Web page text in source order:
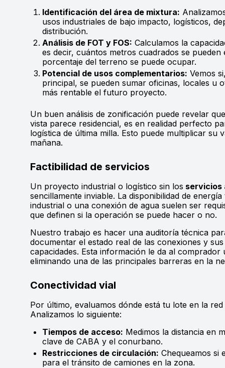
Identificación del área de mixtura:
usos industriales de bajo impacto, logísticos,
distribución.
Análisis de FOT y FOS: Calculamos la
es decir, cuántos metros cuadrados se pueden
porcentaje del terreno se puede ocupar.
Potencial de usos complementarios: Vemos
principal, se pueden sumar oficinas, locales u
más rentable el futuro proyecto.
Un buen análisis de zonificación puede revelar
vista parece residencial, es en realidad perfecto
logística de última milla. Esto puede multiplicar su
mañana.
Factibilidad de servicios
Un proyecto industrial o logístico sin los servicios
sencillamente inviable. La disponibilidad de
industrial o una conexión de agua suelen ser
que definen si la operación se puede hacer o no.
Nuestro trabajo es hacer una auditoría técnica
documentar el estado real de las conexiones y
capacidades. Esta información le da al comprador
eliminando una de las principales barreras en la
Conectividad vial
Por último, evaluamos dónde está tu lote en la
Analizamos lo siguiente:
Tiempos de acceso: Medimos la distancia en
clave de CABA y el conurbano.
Restricciones de circulación: Chequeamos si
para el tránsito de camiones en la zona.